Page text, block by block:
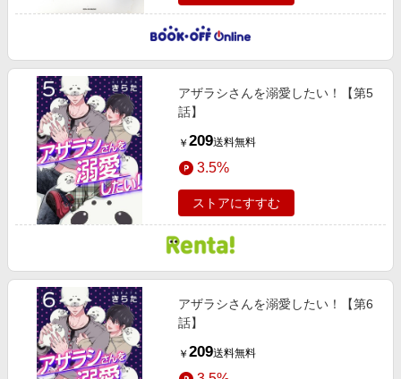
アザラシさんを溺愛したい！【第5
話】
￥ 209送料無料
3.5%
ストアにすすむ
アザラシさんを溺愛したい！【第6
話】
￥ 209送料無料